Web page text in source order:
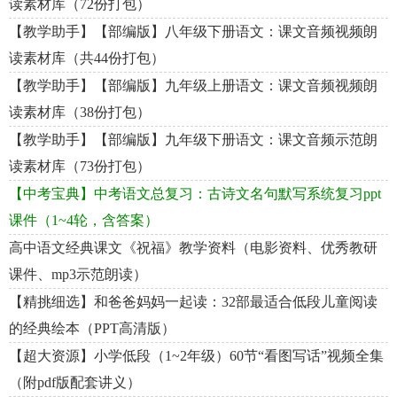
读素材库（72份打包）
【教学助手】【部编版】八年级下册语文：课文音频视频朗
读素材库（共44份打包）
【教学助手】【部编版】九年级上册语文：课文音频视频朗
读素材库（38份打包）
【教学助手】【部编版】九年级下册语文：课文音频示范朗
读素材库（73份打包）
【中考宝典】中考语文总复习：古诗文名句默写系统复习ppt
课件（1~4轮，含答案）
高中语文经典课文《祝福》教学资料（电影资料、优秀教研
课件、mp3示范朗读）
【精挑细选】和爸爸妈妈一起读：32部最适合低段儿童阅读
的经典绘本（PPT高清版）
【超大资源】小学低段（1~2年级）60节“看图写话”视频全集
（附pdf版配套讲义）